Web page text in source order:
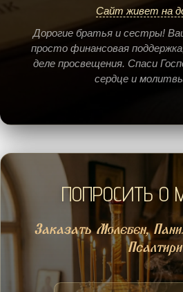
Сайт живет на
Дорогие братья и сестры!
просто финансовая
деле просвещения. Спаси
сердце и
ПОПРОСИТЬ О
Заказать Молебен,
Псалтири